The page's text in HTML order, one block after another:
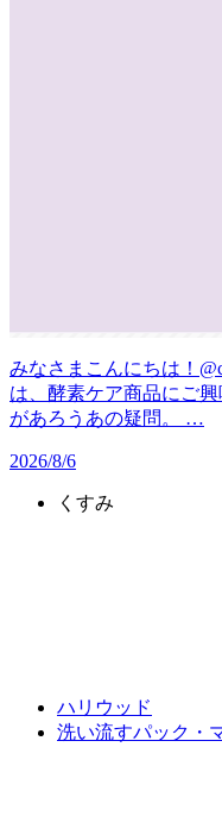
みなさまこんにちは！
は、酵素ケア商品にご
があろうあの疑問。 …
2026/8/6
くすみ
ハリウッド
洗い流すパック・